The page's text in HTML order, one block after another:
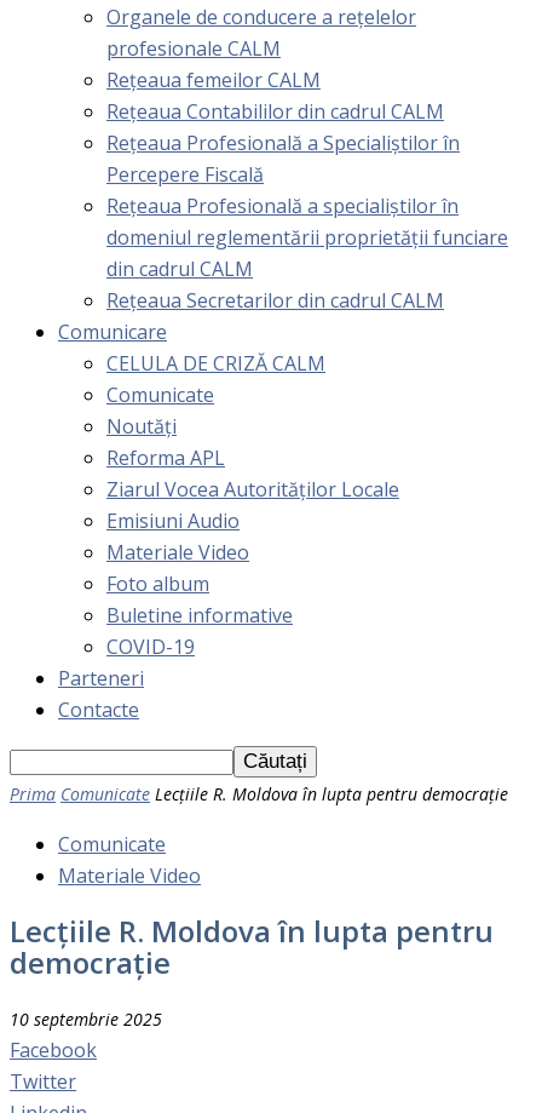
Organele de conducere a rețelelor
profesionale CALM
Rețeaua femeilor CALM
Rețeaua Contabililor din cadrul CALM
Rețeaua Profesională a Specialiștilor în
Percepere Fiscală
Reţeaua Profesională a specialiştilor în
domeniul reglementării proprietăţii funciare
din cadrul CALM
Rețeaua Secretarilor din cadrul CALM
Comunicare
CELULA DE CRIZĂ CALM
Comunicate
Noutăți
Reforma APL
Ziarul Vocea Autorităților Locale
Emisiuni Audio
Materiale Video
Foto album
Buletine informative
COVID-19
Parteneri
Contacte
Prima Comunicate Lecțiile R. Moldova în lupta pentru democrație
Comunicate
Materiale Video
Lecțiile R. Moldova în lupta pentru
democrație
10 septembrie 2025
Facebook
Twitter